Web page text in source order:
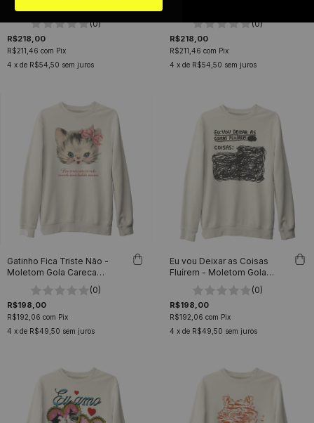
(0)
R$218,00
R$211,46 com Pix
4 x de R$54,50 sem juros
(0)
R$218,00
R$211,46 com Pix
4 x de R$54,50 sem juros
Gatinho Fica Triste Não -
Moletom Gola Careca
(0)
R$198,00
R$192,06 com Pix
4 x de R$49,50 sem juros
Eu vou Deixar as Coisas
Fluírem - Moletom Gola
(0)
R$198,00
R$192,06 com Pix
4 x de R$49,50 sem juros